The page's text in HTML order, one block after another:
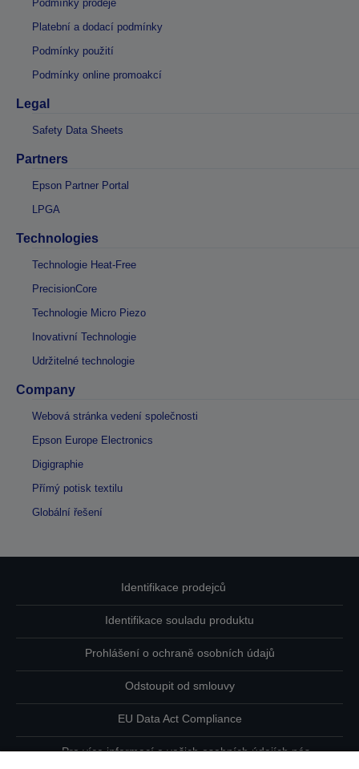
Podmínky prodeje
Platební a dodací podmínky
Podmínky použití
Podmínky online promoakcí
Legal
Safety Data Sheets
Partners
Epson Partner Portal
LPGA
Technologies
Technologie Heat-Free
PrecisionCore
Technologie Micro Piezo
Inovativní Technologie
Udržitelné technologie
Company
Webová stránka vedení společnosti
Epson Europe Electronics
Digigraphie
Přímý potisk textilu
Globální řešení
Identifikace prodejců
Identifikace souladu produktu
Prohlášení o ochraně osobních údajů
Odstoupit od smlouvy
EU Data Act Compliance
Pro více informací o vašich osobních údajích nás